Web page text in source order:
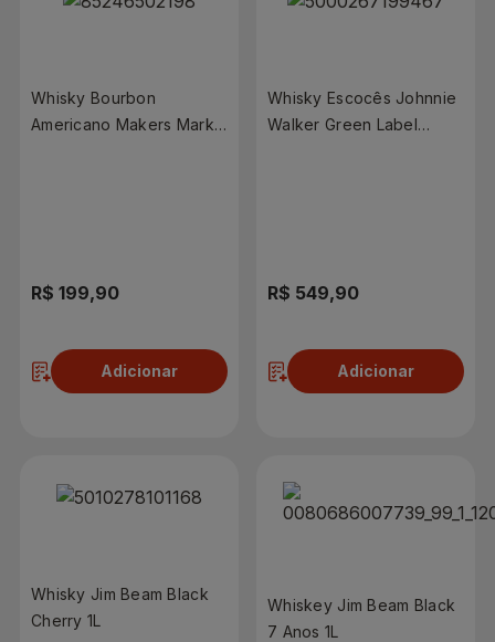
Whisky Bourbon
Americano Makers Mark
R$ 199,90
Adicionar
Whisky Escocês Johnnie
Walker Green Label
R$ 549,90
Adicionar
Whisky Jim Beam Black
Cherry 1L
Whiskey Jim Beam Black
7 Anos 1L